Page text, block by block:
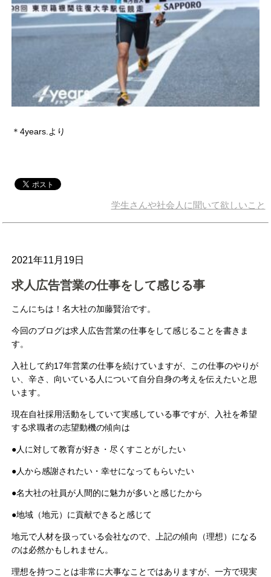
＊4years.より
学生さんや社会人に聞いて欲しいこと
2021年11月19日
求人広告営業の仕事をして感じる事
こんにちは！名大社の加藤賢治です。
今回のブログは求人広告営業の仕事をして感じることを書きま
す。
入社して約17年営業の仕事を続けていますが、この仕事のやりが
い、辛さ、向いている人について自分自身の考えを伝えたいと思
います。
現在自社採用活動をしていて実感している事ですが、入社を希望
する求職者の志望動機の傾向は
●人に対して教育が好き・尽くすことがしたい
●人から感謝されたい・幸せになってもらいたい
●名大社の社員が人間的に魅力が多いと感じたから
●地域（地元）に貢献できると感じて
地元で人材を扱っている会社なので、上記の傾向（理想）になる
のは必然かもしれません。
理想を持つことは非常に大事なことではありますが、一方で現実